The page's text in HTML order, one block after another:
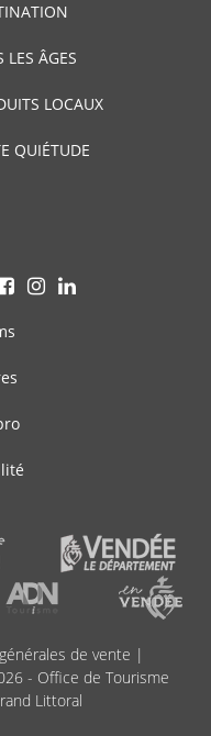
ÂGES
LOCAUX
QUIÉTUDE
de vente |
- Office de Tourisme
Littoral